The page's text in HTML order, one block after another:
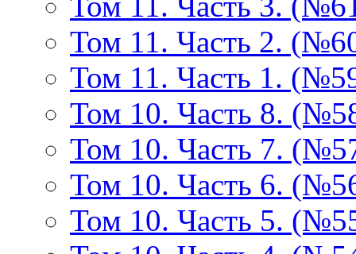
Том 11. Часть 2.
Том 11. Часть 1.
Том 10. Часть 8.
Том 10. Часть 7.
Том 10. Часть 6.
Том 10. Часть 5.